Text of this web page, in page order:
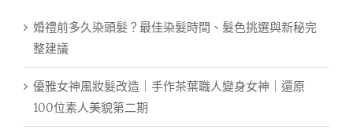
婚禮前多久染頭髮？最佳染髮時間、髮色挑選與新秘完
整建議
優雅女神風妝髮改造｜手作茶葉職人變身女神｜還原
100位素人美貌第二期